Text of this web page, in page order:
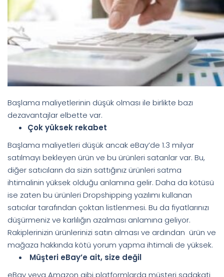
Başlama maliyetlerinin düşük olması ile birlikte bazı
dezavantajlar elbette var.
Çok yüksek rekabet
Başlama maliyetleri düşük ancak eBay’de 1.3 milyar
satılmayı bekleyen ürün ve bu ürünleri satanlar var. Bu,
diğer satıcıların da sizin sattığınız ürünleri satma
ihtimalinin yüksek olduğu anlamına gelir. Daha da kötüsü
ise zaten bu ürünleri Dropshipping yazılımı kullanan
satıcılar tarafından çoktan listlenmesi. Bu da fiyatlarınızı
düşürmeniz ve karlılığın azalması anlamına geliyor.
Rakiplerinizin ürünlerinizi satın alması ve ardından ürün ve
mağaza hakkında kötü yorum yapma ihtimali de yüksek.
Müşteri eBay’e ait, size değil
eBay veya Amazon gibi platformlarda müşteri sadakati